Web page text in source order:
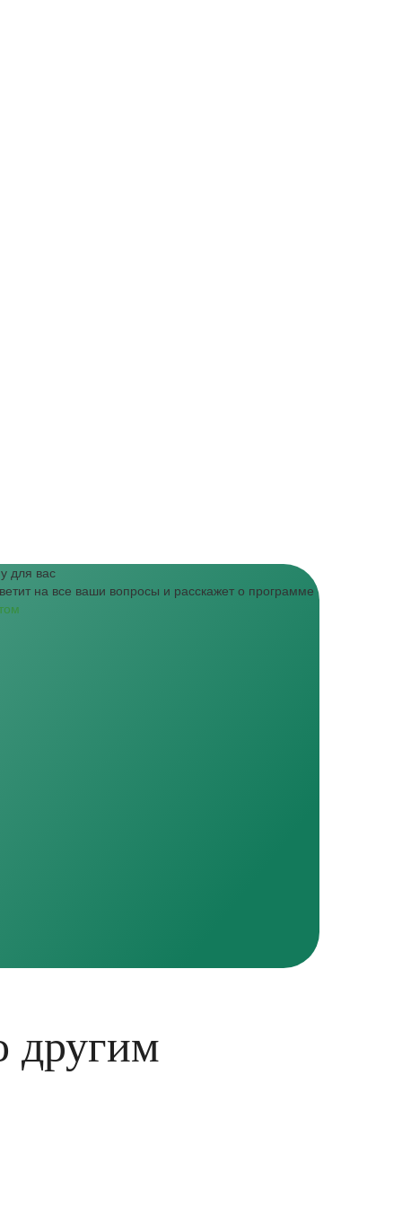
для вас
на все ваши вопросы и расскажет о программе
другим